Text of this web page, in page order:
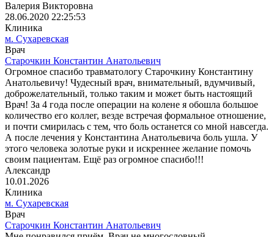
Валерия Викторовна
28.06.2020 22:25:53
Клиника
м. Сухаревская
Врач
Старочкин Константин Анатольевич
Огромное спасибо травматологу Старочкину Константину
Анатольевичу! Чудесный врач, внимательный, вдумчивый,
доброжелательный, только таким и может быть настоящий
Врач! За 4 года после операции на колене я обошла большое
количество его коллег, везде встречая формальное отношение,
и почти смирилась с тем, что боль останется со мной навсегда.
А после лечения у Константина Анатольевича боль ушла. У
этого человека золотые руки и искреннее желание помочь
своим пациентам. Ещё раз огромное спасибо!!!
Александр
10.01.2026
Клиника
м. Сухаревская
Врач
Старочкин Константин Анатольевич